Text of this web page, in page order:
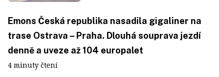
Emons Česká republika nasadila gigaliner na
trase Ostrava – Praha. Dlouhá souprava jezdí
denně a uveze až 104 europalet
4 minuty čtení